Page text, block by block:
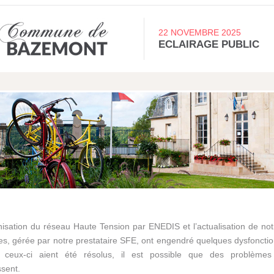
22 NOVEMBRE 2025
ECLAIRAGE PUBLIC
du réseau Haute Tension par ENEDIS et l’actualisation de
gérée par notre prestataire SFE, ont engendré quelques
ceux-ci aient été résolus, il est possible que des problèmes